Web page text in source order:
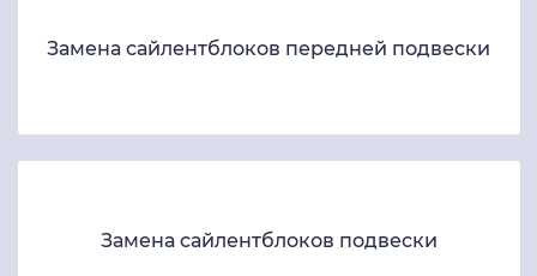
Замена сайлентблоков передней подвески
Замена сайлентблоков подвески